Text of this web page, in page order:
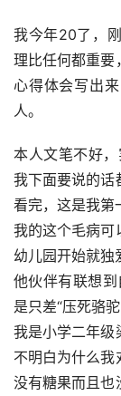
我今年20了，
理比任何都重要
心得体会写出
人。
本人文笔不好，
我下面要说的话
看完，这是我第
我的这个毛病可
幼儿园开始就独
他伙伴有联想
是只差“压死骆
我是小学二年级
不明白为什么我
没有糖果而且也